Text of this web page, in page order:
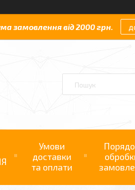
замовлення від 2000 грн.
Умови
доставки
та оплати